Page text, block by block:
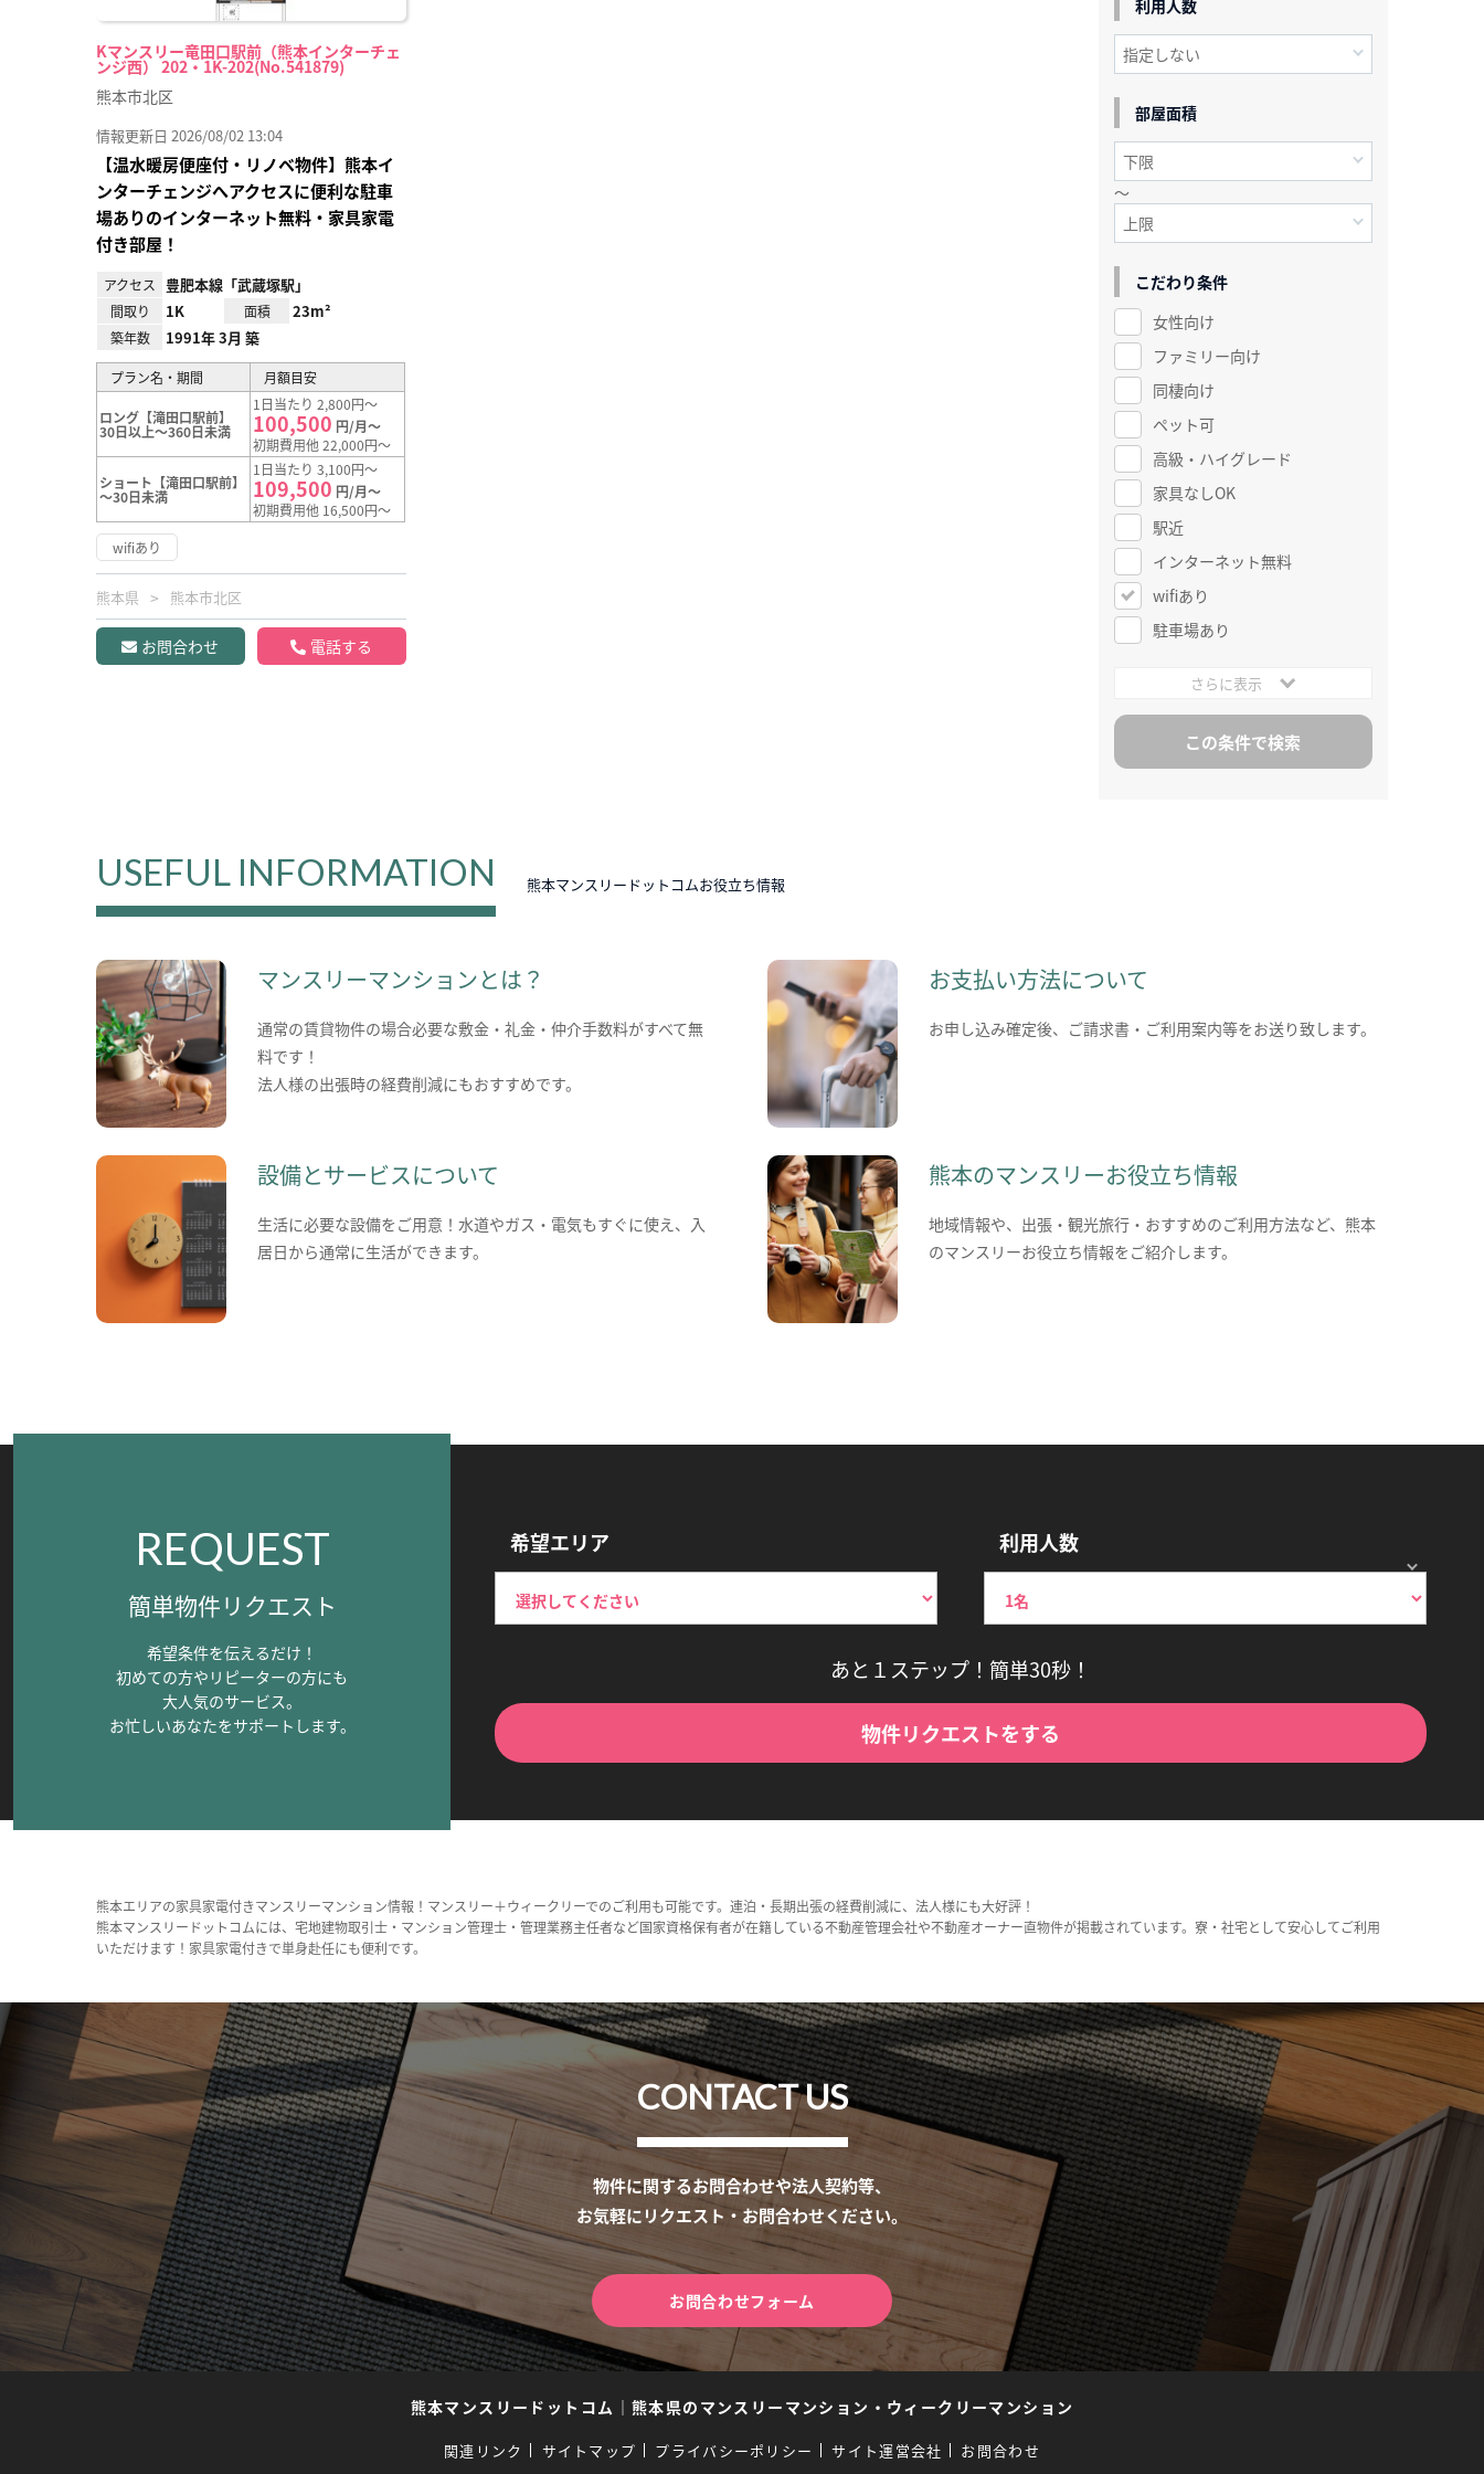
Kマンスリー竜田口駅前（熊本インターチェ
ンジ西） 202・1K-202(No.541879)
熊本市北区
情報更新日 2026/08/02 13:04
【温水暖房便座付・リノベ物件】熊本イ
ンターチェンジへアクセスに便利な駐車
場ありのインターネット無料・家具家電
付き部屋！
アクセス 豊肥本線「武蔵塚駅」
間取り 1K 面積 23m²
築年数 1991年 3月 築
プラン名・期間 月額目安
ロング【滝田口駅前】
30日以上～360日未満
1日当たり 2,800円～
100,500 円/月～
初期費用他 22,000円～
ショート【滝田口駅前】
～30日未満
1日当たり 3,100円～
109,500 円/月～
初期費用他 16,500円～
wifiあり
熊本県 熊本市北区
お問合わせ 電話する
利用人数
部屋面積
～
こだわり条件
女性向け
ファミリー向け
同棲向け
ペット可
高級・ハイグレード
家具なしOK
駅近
インターネット無料
wifiあり
駐車場あり
さらに表示
USEFUL INFORMATION 熊本マンスリードットコムお役立ち情報
マンスリーマンションとは？
通常の賃貸物件の場合必要な敷金・礼金・仲介手数料がすべて無
料です！
法人様の出張時の経費削減にもおすすめです。
お支払い方法について
お申し込み確定後、ご請求書・ご利用案内等をお送り致します。
設備とサービスについて
生活に必要な設備をご用意！水道やガス・電気もすぐに使え、入
居日から通常に生活ができます。
熊本のマンスリーお役立ち情報
地域情報や、出張・観光旅行・おすすめのご利用方法など、熊本
のマンスリーお役立ち情報をご紹介します。
REQUEST
簡単物件リクエスト
希望条件を伝えるだけ！
初めての方やリピーターの方にも
大人気のサービス。
お忙しいあなたをサポートします。
希望エリア 利用人数
あと１ステップ！簡単30秒！
物件リクエストをする
熊本エリアの家具家電付きマンスリーマンション情報！マンスリー＋ウィークリーでのご利用も可能です。連泊・長期出張の経費削減に、法人様にも大好評！
熊本マンスリードットコムには、宅地建物取引士・マンション管理士・管理業務主任者など国家資格保有者が在籍している不動産管理会社や不動産オーナー直物件が掲載されています。寮・社宅として安心してご利用
いただけます！家具家電付きで単身赴任にも便利です。
CONTACT US
物件に関するお問合わせや法人契約等、
お気軽にリクエスト・お問合わせください。
お問合わせフォーム
熊本マンスリードットコム ｜ 熊本県のマンスリーマンション・ウィークリーマンション
関連リンク サイトマップ プライバシーポリシー サイト運営会社 お問合わせ